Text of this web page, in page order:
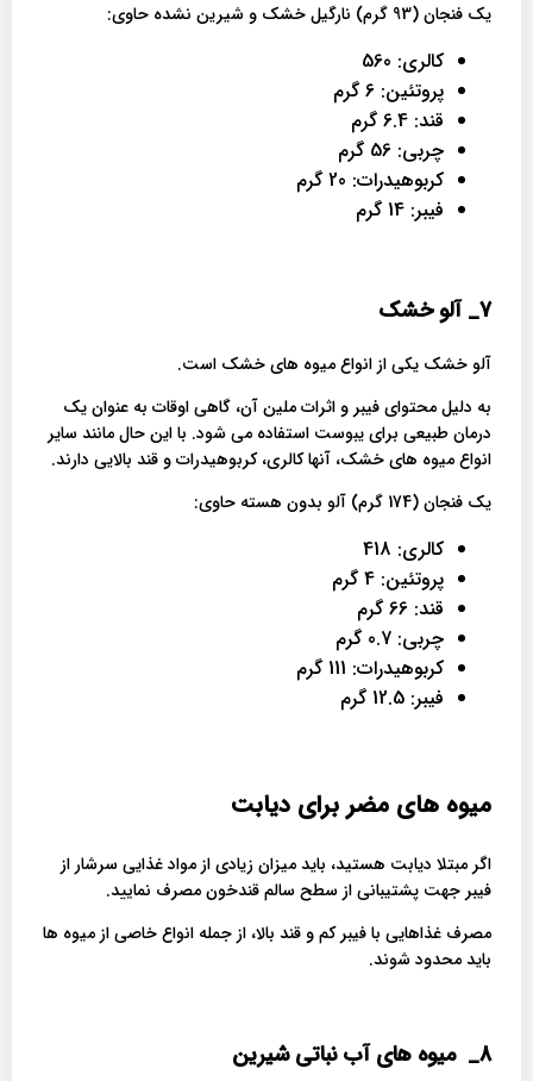
یک فنجان (93 گرم) نارگیل خشک و شیرین نشده حاوی:
کالری: 560
پروتئین: 6 گرم
قند: 6.4 گرم
چربی: 56 گرم
کربوهیدرات: 20 گرم
فیبر: 14 گرم
7_ آلو خشک
آلو خشک یکی از انواع میوه های خشک است.
به دلیل محتوای فیبر و اثرات ملین آن، گاهی اوقات به عنوان یک
درمان طبیعی برای یبوست استفاده می شود. با این حال مانند سایر
انواع میوه های خشک، آنها کالری، کربوهیدرات و قند بالایی دارند.
یک فنجان (174 گرم) آلو بدون هسته حاوی:
کالری: 418
پروتئین: 4 گرم
قند: 66 گرم
چربی: 0.7 گرم
کربوهیدرات: 111 گرم
فیبر: 12.5 گرم
میوه های مضر برای دیابت
اگر مبتلا دیابت هستید، باید میزان زیادی از مواد غذایی سرشار از
فیبر جهت پشتیبانی از سطح سالم قندخون مصرف نمایید.
مصرف غذاهایی با فیبر کم و قند بالا، از جمله انواع خاصی از میوه ها
باید محدود شوند.
8_ میوه های آب نباتی شیرین